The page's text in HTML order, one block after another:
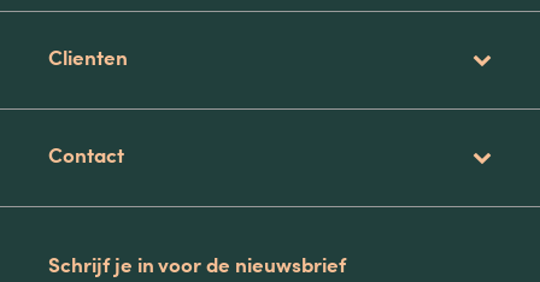
Clienten
Contact
Schrijf je in voor de nieuwsbrief